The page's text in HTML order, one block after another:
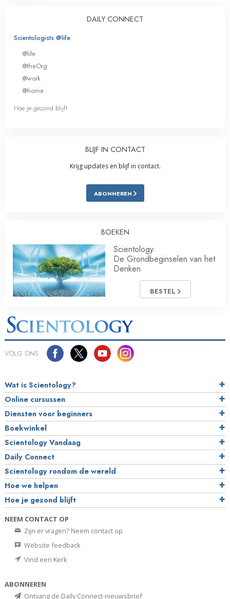
DAILY CONNECT
Scientologists @life
@life
@theOrg
@work
@home
Hoe je gezond blijft
BLIJF IN CONTACT
Krijg updates en blijf in contact.
ABONNEREN
BOEKEN
Scientology:
De Grondbeginselen van het
Denken
BESTEL
VOLG ONS
Wat is Scientology?
Online cursussen
Diensten voor beginners
Boekwinkel
Scientology Vandaag
Daily Connect
Scientology rondom de wereld
Hoe we helpen
Hoe je gezond blijft
NEEM CONTACT OP
Zijn er vragen? Neem contact op
Website feedback
Vind een Kerk
ABONNEREN
Ontvang de Daily Connect-nieuwsbrief